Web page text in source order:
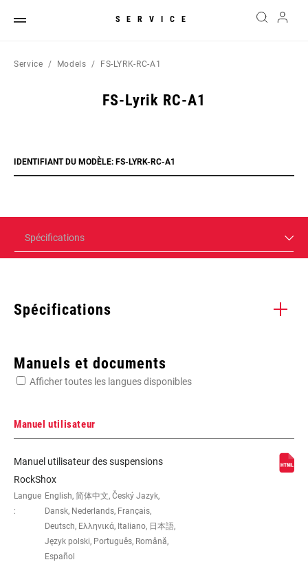
SERVICE
Service Models FS-LYRK-RC-A1
FS-Lyrik RC-A1
IDENTIFIANT DU MODÈLE: FS-LYRK-RC-A1
Spécifications
Spécifications
DIMENSION DE LA
26"
PIVOT
1.5" Aluminum, 1-1/8" Aluminum,
Tapered
Manuels et documents
Afficher toutes les langues disponibles
Manuel utilisateur
Manuel utilisateur des suspensions
RockShox
Langue
:
English, 简体中文, Český Jazyk,
Dansk, Nederlands, Français,
Deutsch, Ελληνικά, Italiano, 日本語,
Język polski, Português, Română,
Español